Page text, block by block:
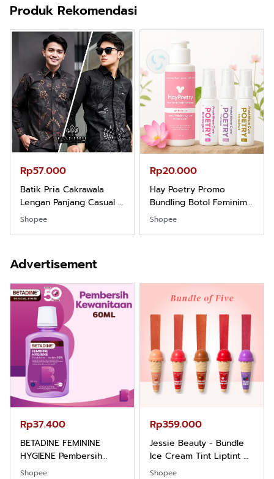
Produk Rekomendasi
Rp57.000
Batik Pria Cakrawala
Lengan Panjang Casual -
Kemeja Batik Pria
Dewasa Lengan Panjang
Santai Slimfit Formal
Shopee
Rp20.000
Hay Poetry Promo
Bundling Botol Feminim
Care Perawatan
Keputihan Kewanitaan
Shopee
Advertisement
Rp37.400
BETADINE FEMININE
HYGIENE Pembersih
Kewanitaan 60ml
Shopee
Rp359.000
Jessie Beauty - Bundle
Ice Cream Tint Liptint All
Variant
Shopee